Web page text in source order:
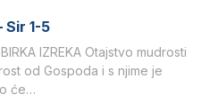
Sir 1-5
IZREKA Otajstvo mudrosti
od Gospoda i s njime je
će…